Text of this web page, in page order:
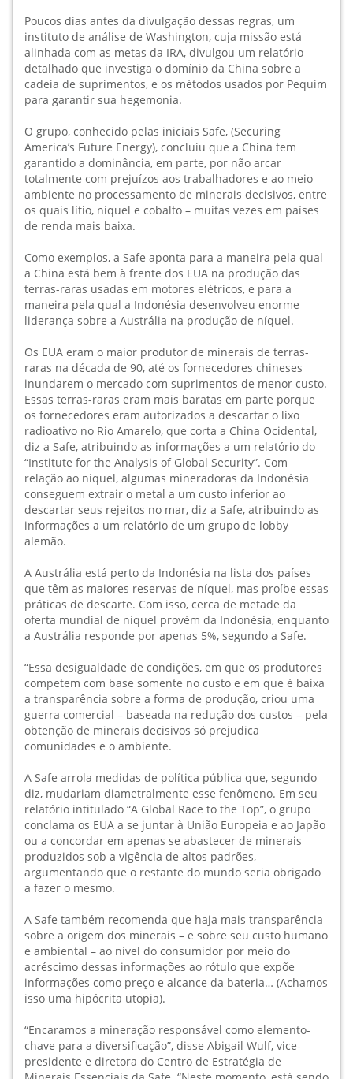
Poucos dias antes da divulgação dessas regras, um
instituto de análise de Washington, cuja missão está
alinhada com as metas da IRA, divulgou um relatório
detalhado que investiga o domínio da China sobre a
cadeia de suprimentos, e os métodos usados por Pequim
para garantir sua hegemonia.
O grupo, conhecido pelas iniciais Safe, (Securing
America’s Future Energy), concluiu que a China tem
garantido a dominância, em parte, por não arcar
totalmente com prejuízos aos trabalhadores e ao meio
ambiente no processamento de minerais decisivos, entre
os quais lítio, níquel e cobalto – muitas vezes em países
de renda mais baixa.
Como exemplos, a Safe aponta para a maneira pela qual
a China está bem à frente dos EUA na produção das
terras-raras usadas em motores elétricos, e para a
maneira pela qual a Indonésia desenvolveu enorme
liderança sobre a Austrália na produção de níquel.
Os EUA eram o maior produtor de minerais de terras-
raras na década de 90, até os fornecedores chineses
inundarem o mercado com suprimentos de menor custo.
Essas terras-raras eram mais baratas em parte porque
os fornecedores eram autorizados a descartar o lixo
radioativo no Rio Amarelo, que corta a China Ocidental,
diz a Safe, atribuindo as informações a um relatório do
“Institute for the Analysis of Global Security”. Com
relação ao níquel, algumas mineradoras da Indonésia
conseguem extrair o metal a um custo inferior ao
descartar seus rejeitos no mar, diz a Safe, atribuindo as
informações a um relatório de um grupo de lobby
alemão.
A Austrália está perto da Indonésia na lista dos países
que têm as maiores reservas de níquel, mas proíbe essas
práticas de descarte. Com isso, cerca de metade da
oferta mundial de níquel provém da Indonésia, enquanto
a Austrália responde por apenas 5%, segundo a Safe.
“Essa desigualdade de condições, em que os produtores
competem com base somente no custo e em que é baixa
a transparência sobre a forma de produção, criou uma
guerra comercial – baseada na redução dos custos – pela
obtenção de minerais decisivos só prejudica
comunidades e o ambiente.
A Safe arrola medidas de política pública que, segundo
diz, mudariam diametralmente esse fenômeno. Em seu
relatório intitulado “A Global Race to the Top”, o grupo
conclama os EUA a se juntar à União Europeia e ao Japão
ou a concordar em apenas se abastecer de minerais
produzidos sob a vigência de altos padrões,
argumentando que o restante do mundo seria obrigado
a fazer o mesmo.
A Safe também recomenda que haja mais transparência
sobre a origem dos minerais – e sobre seu custo humano
e ambiental – ao nível do consumidor por meio do
acréscimo dessas informações ao rótulo que expõe
informações como preço e alcance da bateria… (Achamos
isso uma hipócrita utopia).
“Encaramos a mineração responsável como elemento-
chave para a diversificação”, disse Abigail Wulf, vice-
presidente e diretora do Centro de Estratégia de